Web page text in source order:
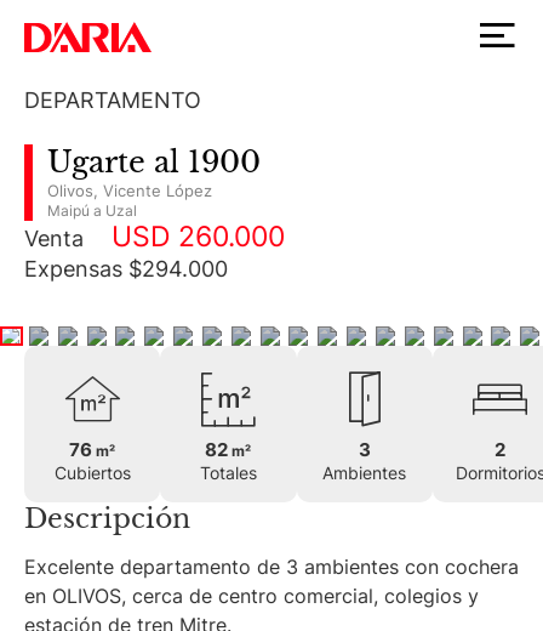
DEPARTAMENTO
Ugarte al 1900
Olivos Vicente López
Maipú a Uzal
Venta USD 260.000
Expensas $294.000
76m²
Cubiertos
82m²
Totales
3
Ambientes
2
Descripción
Excelente departamento de 3 ambientes con cochera
en OLIVOS, cerca de centro comercial, colegios y
estación de tren Mitre.